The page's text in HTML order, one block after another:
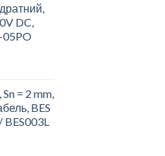
DC,
05PO
= 2 mm,
BES